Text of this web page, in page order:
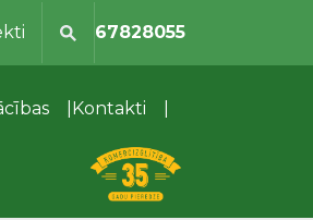
67828055
Kontakti